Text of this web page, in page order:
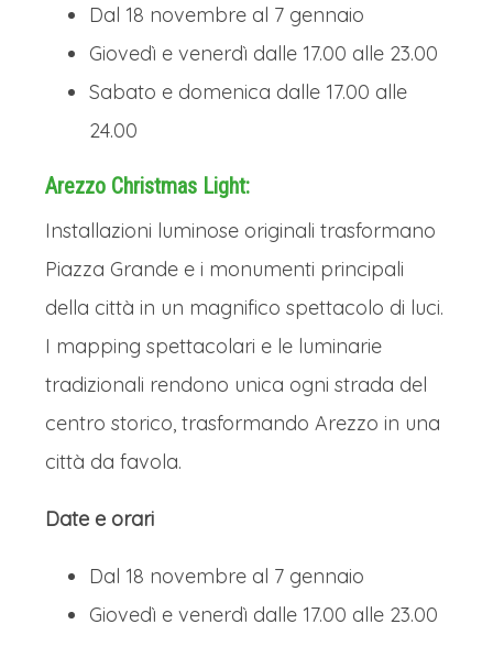
Dal 18 novembre al 7 gennaio
Giovedì e venerdì dalle 17.00 alle 23.00
Sabato e domenica dalle 17.00 alle
24.00
Arezzo Christmas Light:
Installazioni luminose originali trasformano
Piazza Grande e i monumenti principali
della città in un magnifico spettacolo di luci.
I mapping spettacolari e le luminarie
tradizionali rendono unica ogni strada del
centro storico, trasformando Arezzo in una
città da favola.
Date e orari
Dal 18 novembre al 7 gennaio
Giovedì e venerdì dalle 17.00 alle 23.00